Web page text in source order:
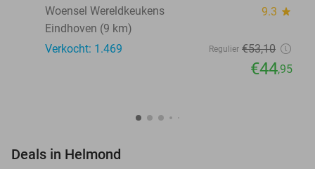
Woensel Wereldkeukens
9.3 star
Eindhoven (9 km)
Verkocht: 1.469
Regulier €53,10
€44,95
Deals in Helmond